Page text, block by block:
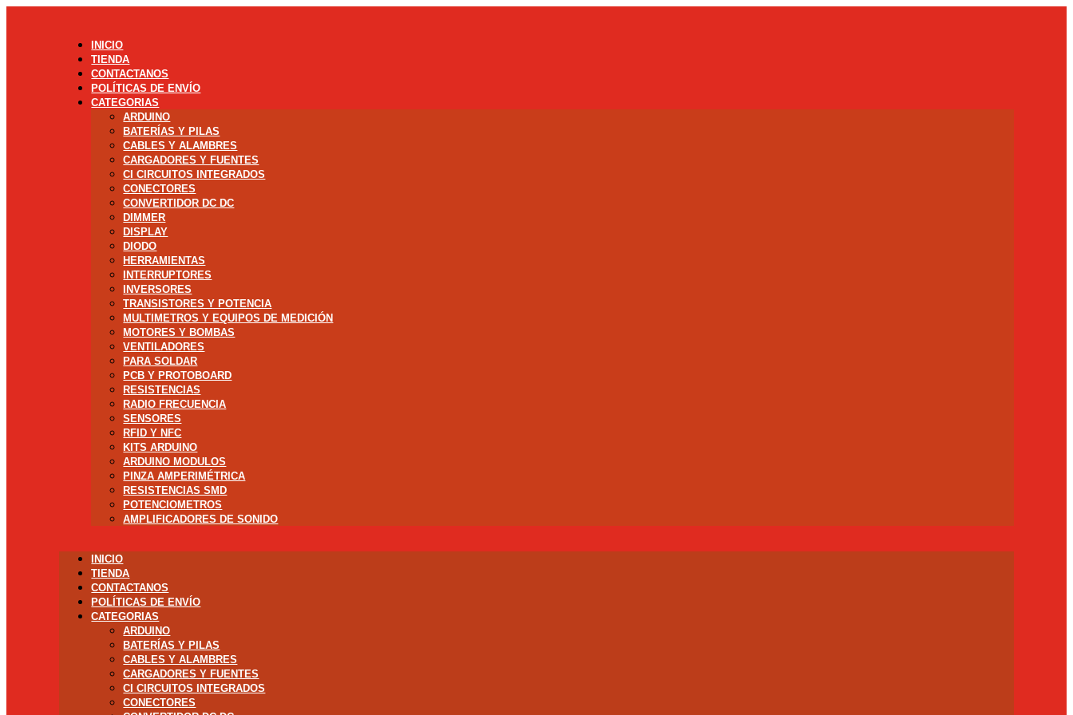
INICIO
TIENDA
CONTACTANOS
POLÍTICAS DE ENVÍO
CATEGORIAS
ARDUINO
BATERÍAS Y PILAS
CABLES Y ALAMBRES
CARGADORES Y FUENTES
CI CIRCUITOS INTEGRADOS
CONECTORES
CONVERTIDOR DC DC
DIMMER
DISPLAY
DIODO
HERRAMIENTAS
INTERRUPTORES
INVERSORES
TRANSISTORES Y POTENCIA
MULTIMETROS Y EQUIPOS DE MEDICIÓN
MOTORES Y BOMBAS
VENTILADORES
PARA SOLDAR
PCB Y PROTOBOARD
RESISTENCIAS
RADIO FRECUENCIA
SENSORES
RFID Y NFC
KITS ARDUINO
ARDUINO MODULOS
PINZA AMPERIMÉTRICA
RESISTENCIAS SMD
POTENCIOMETROS
AMPLIFICADORES DE SONIDO
INICIO
TIENDA
CONTACTANOS
POLÍTICAS DE ENVÍO
CATEGORIAS
ARDUINO
BATERÍAS Y PILAS
CABLES Y ALAMBRES
CARGADORES Y FUENTES
CI CIRCUITOS INTEGRADOS
CONECTORES